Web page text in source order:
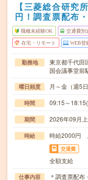
【三菱総合研究
円！調査票配布
職種未経験OK 交通費別
在宅・リモート WEB登
勤務地
東京都千代田
国会議事堂前
曜日頻度 月～金（週5日
時間 09:15～
期間 2026年09月
時給 時給2000円
交通費
全額支給
仕事内容
＊調査票配